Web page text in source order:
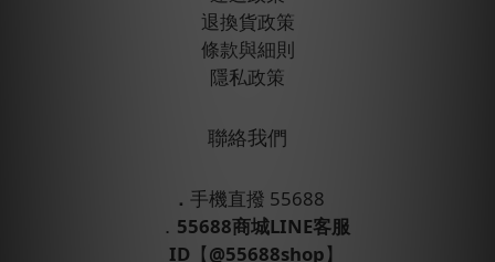
退換貨政策
條款與細則
隱私政策
聯絡我們
． 手機直撥 55688
． 55688商城LINE客服
ID 【@55688shop】